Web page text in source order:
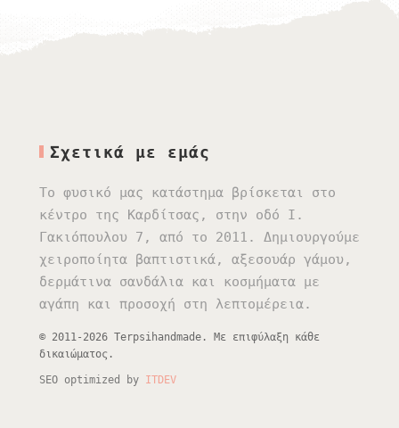
Σχετικά με εμάς
Το φυσικό μας κατάστημα βρίσκεται στο
κέντρο της Καρδίτσας, στην οδό Ι.
Γακιόπουλου 7, από το 2011. Δημιουργούμε
χειροποίητα βαπτιστικά, αξεσουάρ γάμου,
δερμάτινα σανδάλια και κοσμήματα με
αγάπη και προσοχή στη λεπτομέρεια.
© 2011-2026 Terpsihandmade. Με επιφύλαξη κάθε
δικαιώματος.
SEO optimized by ITDEV